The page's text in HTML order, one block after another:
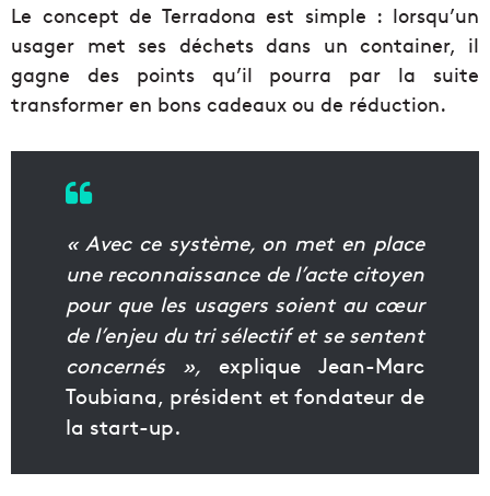
Le concept de Terradona est simple : lorsqu’un
usager met ses déchets dans un container, il
gagne des points qu’il pourra par la suite
transformer en bons cadeaux ou de réduction.
« Avec ce système, on met en place
une reconnaissance de l’acte citoyen
pour que les usagers soient au cœur
de l’enjeu du tri sélectif et se sentent
concernés », explique Jean-Marc
Toubiana, président et fondateur de
la start-up.